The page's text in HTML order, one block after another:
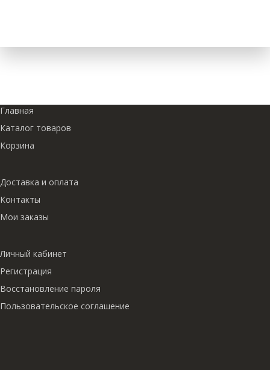
Главная
Каталог товаров
Корзина
Доставка и оплата
Контакты
Мои заказы
Личный кабинет
Регистрация
Восстановление пароля
Пользовательское соглашение